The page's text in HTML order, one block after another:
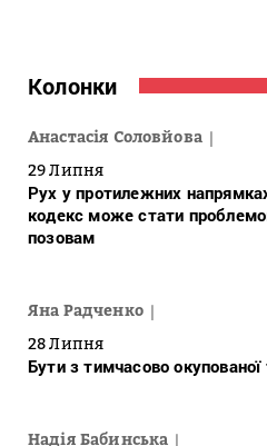
Колонки
Анастасія Соловйова
29 Липня
Рух у протилежних
кодекс може стати
позовам
Яна Радченко
28 Липня
Бути з тимчасово
Надія Бабинська